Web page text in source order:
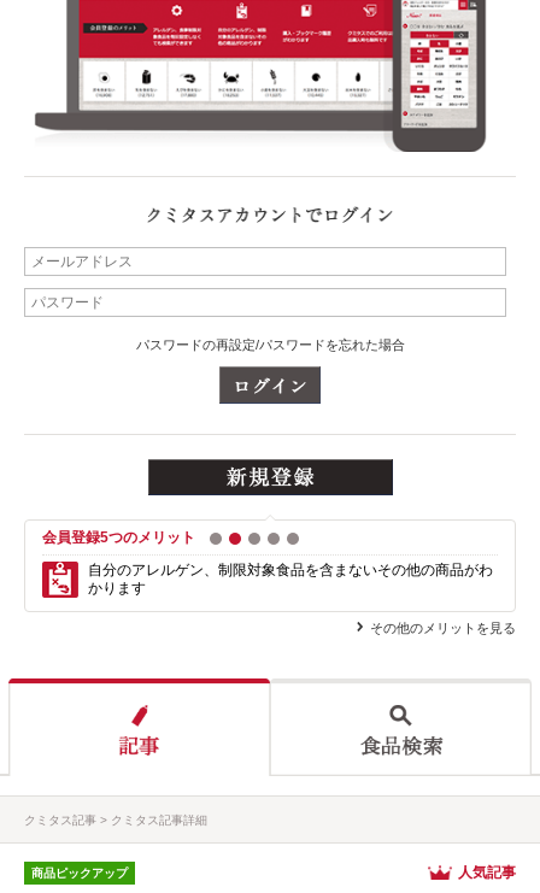
パスワードの再設定/パスワードを忘れた場合
会員登録5つのメリット 1 2 3 4
自分のアレルゲン、制限対象食品を含まないその他の商品がわ
かります
その他のメリットを見る
クミタス記事 クミタス記事詳細
商品ピックアップ 人気記事